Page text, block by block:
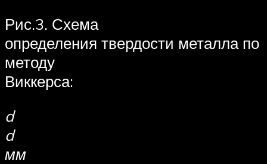
Рис.3. Схема
определения твердости металла по
методу
Виккерса:
d
d
мм